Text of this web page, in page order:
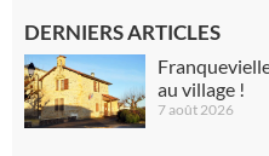
DERNIERS ARTICLES
au village !
7 août 2026